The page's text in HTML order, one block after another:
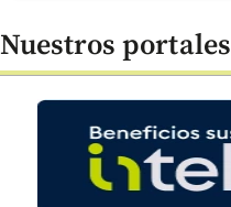
Nuestros portales